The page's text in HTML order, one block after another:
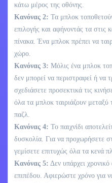
κάτω μέρος της οθόνης.
Κανόνας 2: Τα μπλοκ
επιλογής και αφήνοντάς τα στις
πίνακα. Ένα μπλοκ πρέπει να
χώρο.
Κανόνας 3: Μόλις ένα μπλοκ
δεν μπορεί να περιστραφεί ή να
σχεδιάσετε προσεκτικά τις
όλα τα μπλοκ ταιριάζουν
παζλ.
Κανόνας 4: Το παιχνίδι
δυσκολία. Για να προχωρήσετε
γεμίσετε επιτυχώς όλα τα κενά
Κανόνας 5: Δεν υπάρχει
επιπέδου. Αφιερώστε χρόνο για